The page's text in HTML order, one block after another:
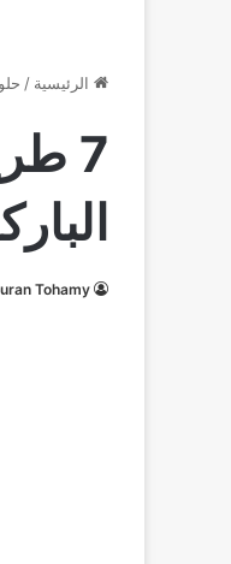
الرئيسية /
7
Tohamy